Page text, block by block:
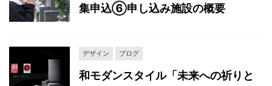
集申込⑥申し込み施設の概要
デザイン ブログ
和モダンスタイル「未来への祈りと